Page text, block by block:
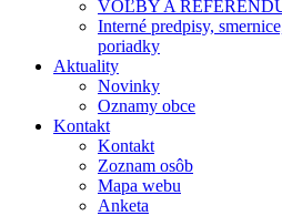
VOĽBY A
Interné predpisy,
poriadky
Aktuality
Novinky
Oznamy obce
Kontakt
Kontakt
Zoznam osôb
Mapa webu
Anketa